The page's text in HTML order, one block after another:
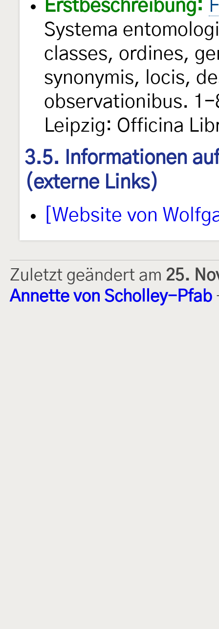
Erstbeschreibung:
Systema
classes, ordines,
synonymis, locis,
observationibus.
Leipzig: Officina
3.5. Informationen
(externe Links)
[Website von
Zuletzt geändert am 25.
Annette von Scholley-Pfab